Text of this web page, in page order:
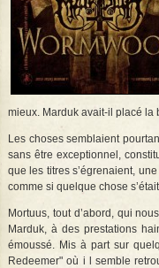
mieux. Marduk avait-il placé la
Les choses semblaient
sans être exceptionnel,
que les titres s’égrenaient,
comme si quelque chose
Mortuus, tout d’abord, qui
Marduk, à des prestations
émoussé. Mis à part sur
Redeemer" où i l semble